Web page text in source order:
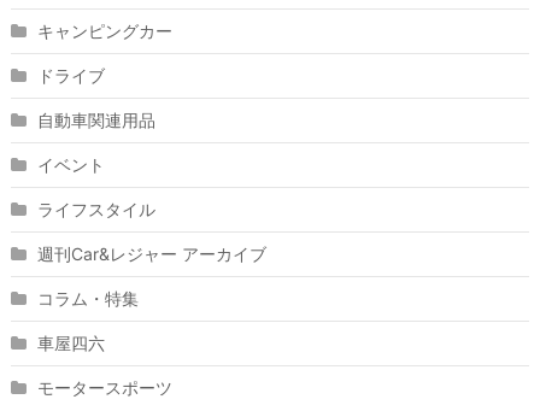
キャンピングカー
ドライブ
自動車関連用品
イベント
ライフスタイル
週刊Car&レジャー アーカイブ
コラム・特集
車屋四六
モータースポーツ